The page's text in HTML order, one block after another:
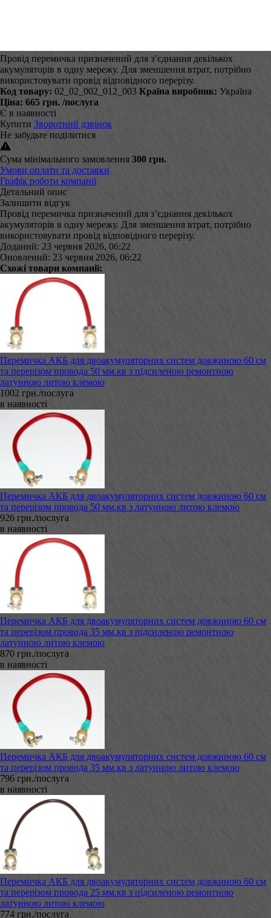
Провід перемичка призначений для з’єднання декількох
акумуляторів в одну мережу. Для зменшення втрат, потрібно
використовувати провід відповідного перерізу.
Код товару: 02_02_002_012_003 Країна виробник: Україна
Ціна: 665 грн. /послуга
Є в наявності
Купити Зворотний дзвінок
Не забудьте поділитися
Сума мінімального замовлення 300 грн.
Умови оплати та доставки
Графік роботи компанії
Детальний опис
Залишити відгук
Провід перемичка призначений для з’єднання декількох
акумуляторів в одну мережу. Для зменшення втрат, потрібно
використовувати провід відповідного перерізу.
Доданий: 23 червня 2026, 06:22
Оновлений: 23 червня 2026, 06:22
Схожі товари компанії:
Перемичка АКБ для двоакумуляторних систем довжиною 60 см
та перерізом провода 50 мм.кв з підсиленою ремонтною
латунною литою клемою
1002 грн./послуга
в наявності
Перемичка АКБ для двоакумуляторних систем довжиною 60 см
та перерізом провода 50 мм.кв з латунною литою клемою
926 грн./послуга
в наявності
Перемичка АКБ для двоакумуляторних систем довжиною 60 см
та перерізом провода 35 мм.кв з підсиленою ремонтною
латунною литою клемою
870 грн./послуга
в наявності
Перемичка АКБ для двоакумуляторних систем довжиною 60 см
та перерізом провода 35 мм.кв з латунною литою клемою
796 грн./послуга
в наявності
Перемичка АКБ для двоакумуляторних систем довжиною 60 см
та перерізом провода 25 мм.кв з підсиленою ремонтною
латунною литою клемою
774 грн./послуга